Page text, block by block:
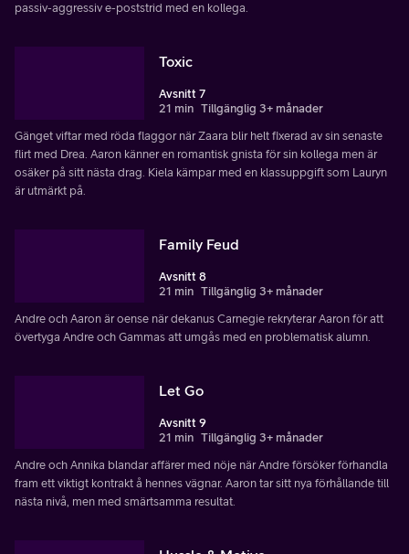
passiv-aggressiv e-poststrid med en kollega.
Toxic
Avsnitt 7
21 min Tillgänglig 3+ månader
Gänget viftar med röda flaggor när Zaara blir helt fixerad av sin senaste
flirt med Drea. Aaron känner en romantisk gnista för sin kollega men är
osäker på sitt nästa drag. Kiela kämpar med en klassuppgift som Lauryn
är utmärkt på.
Family Feud
Avsnitt 8
21 min Tillgänglig 3+ månader
Andre och Aaron är oense när dekanus Carnegie rekryterar Aaron för att
övertyga Andre och Gammas att umgås med en problematisk alumn.
Let Go
Avsnitt 9
21 min Tillgänglig 3+ månader
Andre och Annika blandar affärer med nöje när Andre försöker förhandla
fram ett viktigt kontrakt å hennes vägnar. Aaron tar sitt nya förhållande till
nästa nivå, men med smärtsamma resultat.